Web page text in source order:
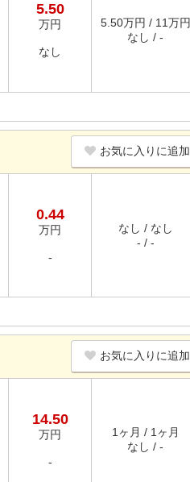
5.50
万円
なし
5.50万円 / 11万円
なし / -
お気に入りに追加
0.44
万円
-
なし / なし
- / -
お気に入りに追加
14.50
万円
-
1ヶ月 / 1ヶ月
なし / -